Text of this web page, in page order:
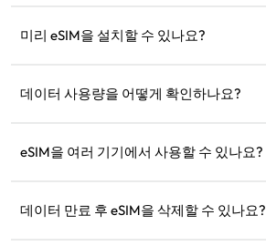
세요.
미리 eSIM을 설치할 수 있나요?
사용할 수 있습니다.
데이터 사용량을 어떻게 확인하나요?
습니다.
eSIM을 여러 기기에서 사용할 수 있나요?
을 위해 고객 지원팀에 문의하세요.
데이터 만료 후 eSIM을 삭제할 수 있나요?